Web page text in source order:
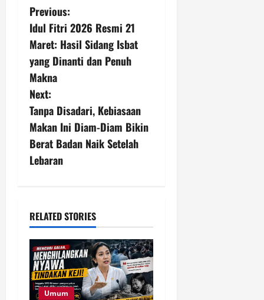
P
o
s
t
n
a
v
g
a
t
i
Previous:
Idul Fitri 2026 Resmi 21
Maret: Hasil Sidang Isbat
yang Dinanti dan Penuh
Makna
Next:
Tanpa Disadari, Kebiasaan
Makan Ini Diam-Diam Bikin
Berat Badan Naik Setelah
Lebaran
RELATED STORIES
Umum